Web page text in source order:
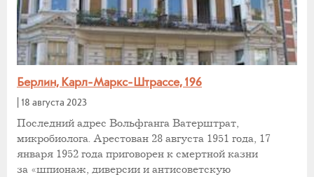
Берлин, Карл-Маркс-Штрассе, 196
18 августа 2023
Последний адрес Вольфганга Ватерштрат,
микробиолога. Арестован 28 августа 1951 года, 17
января 1952 года приговорен к смертной казни
за «шпионаж, диверсии и антисоветскую